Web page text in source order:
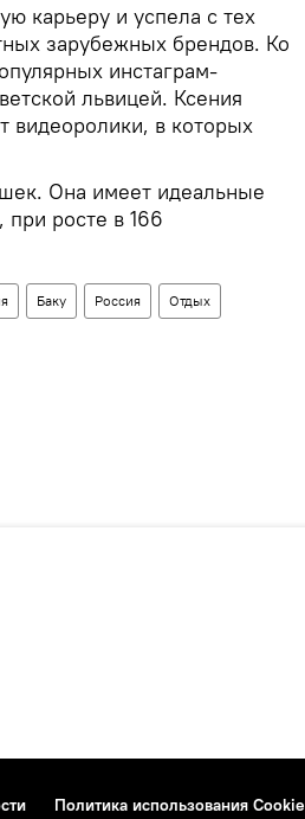
карьеру и успела с тех
зарубежных брендов. Ко
инстаграм-
львицей. Ксения
видеоролики, в которых
Она имеет идеальные
росте в 166
Баку Россия Отдых
Политика использования Cookie